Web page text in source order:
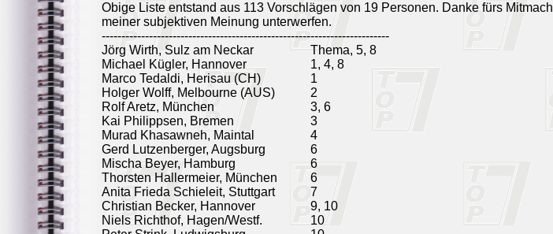
Obige Liste entstand aus 113 Vorschlägen von 19 Personen. Danke fürs
meiner subjektiven Meinung unterwerfen.
-------------------------------------------------------------------------
Jörg Wirth, Sulz am Neckar
Thema, 5, 8
Michael Kügler, Hannover
1, 4, 8
Marco Tedaldi, Herisau (CH)
1
Holger Wolff, Melbourne (AUS)
2
Rolf Aretz, München
3, 6
Kai Philippsen, Bremen
3
Murad Khasawneh, Maintal
4
Gerd Lutzenberger, Augsburg
6
Mischa Beyer, Hamburg
6
Thorsten Hallermeier, München
6
Anita Frieda Schieleit, Stuttgart
7
Christian Becker, Hannover
9, 10
Niels Richthof, Hagen/Westf.
10